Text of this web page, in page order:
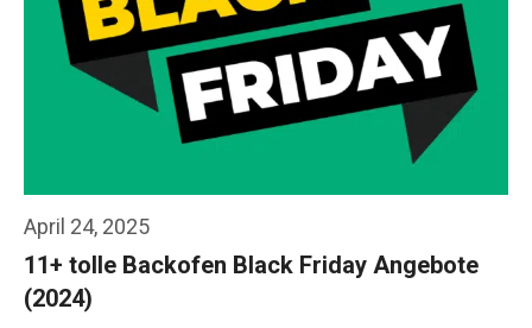
April 24, 2025
11+ tolle Backofen Black Friday Angebote
(2024)